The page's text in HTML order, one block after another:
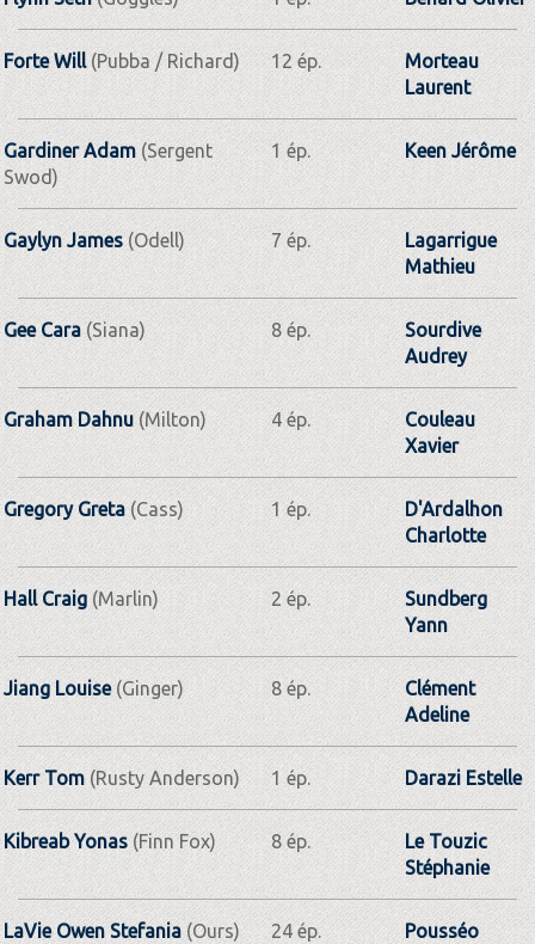
Forte Will(Pubba / Richard) 12 ép.
Morteau
Laurent
Gardiner Adam(Sergent
Swod)
1 ép. Keen Jérôme
Gaylyn James(Odell) 7 ép.
Lagarrigue
Mathieu
Gee Cara (Siana) 8 ép.
Sourdive
Audrey
Graham Dahnu(Milton) 4 ép.
Couleau
Xavier
Gregory Greta(Cass) 1 ép.
D'Ardalhon
Charlotte
Hall Craig (Marlin) 2 ép.
Sundberg
Yann
Jiang Louise(Ginger) 8 ép.
Clément
Adeline
Kerr Tom(Rusty Anderson) 1 ép. Darazi Estelle
Kibreab Yonas (Finn Fox) 8 ép.
Le Touzic
Stéphanie
LaVie Owen Stefania(Ours) 24 ép.
Pousséo